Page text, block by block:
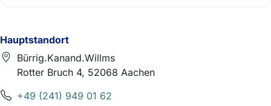
Hauptstandort
Bürrig.Kanand.Willms
Rotter Bruch 4, 52068 Aachen
+49 (241) 949 01 62